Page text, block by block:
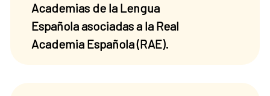
Academias de la Lengua
Española asociadas a la Real
Academia Española (RAE).